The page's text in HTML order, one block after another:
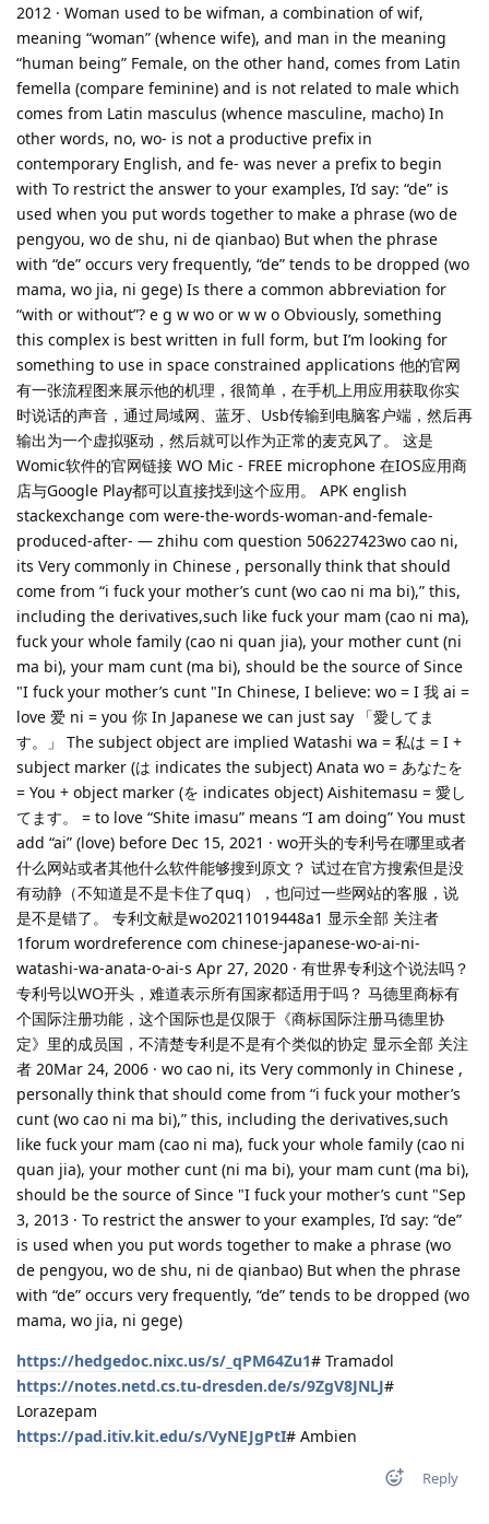
2012 · Woman used to be wifman, a combination of wif,
meaning “woman” (whence wife), and man in the meaning
“human being” Female, on the other hand, comes from Latin
femella (compare feminine) and is not related to male which
comes from Latin masculus (whence masculine, macho) In
other words, no, wo- is not a productive prefix in
contemporary English, and fe- was never a prefix to begin
with To restrict the answer to your examples, I’d say: “de” is
used when you put words together to make a phrase (wo de
pengyou, wo de shu, ni de qianbao) But when the phrase
with “de” occurs very frequently, “de” tends to be dropped (wo
mama, wo jia, ni gege) Is there a common abbreviation for
“with or without”? e g w wo or w w o Obviously, something
this complex is best written in full form, but I’m looking for
something to use in space constrained applications 他的官网
有一张流程图来展示他的机理，很简单，在手机上用应用获取你实
时说话的声音，通过局域网、蓝牙、Usb传输到电脑客户端，然后再
输出为一个虚拟驱动，然后就可以作为正常的麦克风了。 这是
Womic软件的官网链接 WO Mic - FREE microphone 在IOS应用商
店与Google Play都可以直接找到这个应用。 APK english
stackexchange com were-the-words-woman-and-female-
produced-after- — zhihu com question 506227423wo cao ni,
its Very commonly in Chinese , personally think that should
come from “i fuck your mother’s cunt (wo cao ni ma bi),” this,
including the derivatives,such like fuck your mam (cao ni ma),
fuck your whole family (cao ni quan jia), your mother cunt (ni
ma bi), your mam cunt (ma bi), should be the source of Since
"I fuck your mother’s cunt "In Chinese, I believe: wo = I 我 ai =
love 爱 ni = you 你 In Japanese we can just say 「愛してま
す。」 The subject object are implied Watashi wa = 私は = I +
subject marker (は indicates the subject) Anata wo = あなたを
= You + object marker (を indicates object) Aishitemasu = 愛し
てます。 = to love “Shite imasu” means “I am doing” You must
add “ai” (love) before Dec 15, 2021 · wo开头的专利号在哪里或者
什么网站或者其他什么软件能够搜到原文？ 试过在官方搜索但是没
有动静（不知道是不是卡住了quq），也问过一些网站的客服，说
是不是错了。 专利文献是wo20211019448a1 显示全部 关注者
1forum wordreference com chinese-japanese-wo-ai-ni-
watashi-wa-anata-o-ai-s Apr 27, 2020 · 有世界专利这个说法吗？
专利号以WO开头，难道表示所有国家都适用于吗？ 马德里商标有
个国际注册功能，这个国际也是仅限于《商标国际注册马德里协
定》里的成员国，不清楚专利是不是有个类似的协定 显示全部 关注
者 20Mar 24, 2006 · wo cao ni, its Very commonly in Chinese ,
personally think that should come from “i fuck your mother’s
cunt (wo cao ni ma bi),” this, including the derivatives,such
like fuck your mam (cao ni ma), fuck your whole family (cao ni
quan jia), your mother cunt (ni ma bi), your mam cunt (ma bi),
should be the source of Since "I fuck your mother’s cunt "Sep
3, 2013 · To restrict the answer to your examples, I’d say: “de”
is used when you put words together to make a phrase (wo
de pengyou, wo de shu, ni de qianbao) But when the phrase
with “de” occurs very frequently, “de” tends to be dropped (wo
mama, wo jia, ni gege)
https://hedgedoc.nixc.us/s/_qPM64Zu1# Tramadol
https://notes.netd.cs.tu-dresden.de/s/9ZgV8JNLJ#
Lorazepam
https://pad.itiv.kit.edu/s/VyNEJgPtI# Ambien
Reply